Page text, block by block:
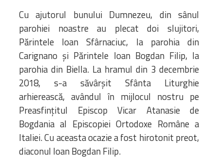
Cu ajutorul bunului Dumnezeu, din sânul
parohiei noastre au plecat doi slujitori,
Părintele Ioan Sfârnaciuc, la parohia din
Carignano și Părintele Ioan Bogdan Filip, la
parohia din Biella. La hramul din 3 decembrie
2018, s-a săvârșit Sfânta Liturghie
arhierească, avândul în mijlocul nostru pe
Preasfințitul Episcop Vicar Atanasie de
Bogdania al Episcopiei Ortodoxe Române a
Italiei. Cu aceasta ocazie a fost hirotonit preot,
diaconul Ioan Bogdan Filip.